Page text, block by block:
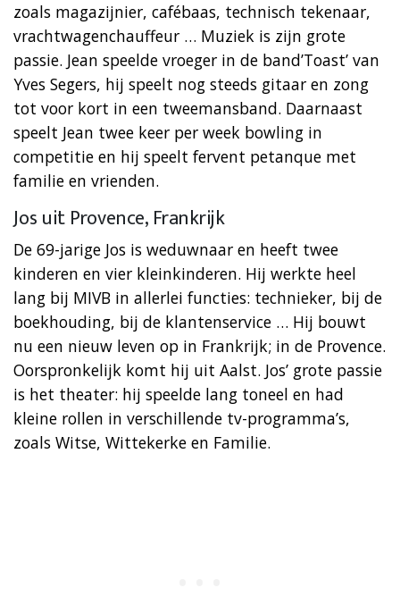
zoals magazijnier, cafébaas, technisch tekenaar,
vrachtwagenchauffeur … Muziek is zijn grote
passie. Jean speelde vroeger in de band’Toast’ van
Yves Segers, hij speelt nog steeds gitaar en zong
tot voor kort in een tweemansband. Daarnaast
speelt Jean twee keer per week bowling in
competitie en hij speelt fervent petanque met
familie en vrienden.
Jos uit Provence, Frankrijk
De 69-jarige Jos is weduwnaar en heeft twee
kinderen en vier kleinkinderen. Hij werkte heel
lang bij MIVB in allerlei functies: technieker, bij de
boekhouding, bij de klantenservice … Hij bouwt
nu een nieuw leven op in Frankrijk; in de Provence.
Oorspronkelijk komt hij uit Aalst. Jos’ grote passie
is het theater: hij speelde lang toneel en had
kleine rollen in verschillende tv-programma’s,
zoals Witse, Wittekerke en Familie.